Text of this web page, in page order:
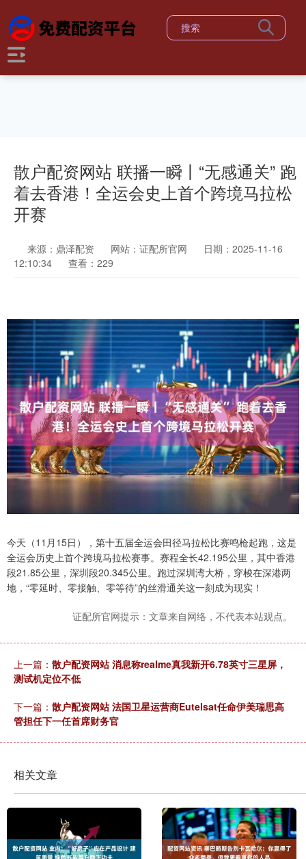
散户配资网站 联播一瞬丨“无感通关” 跑
着去香港！全运会史上首个跨境马拉松
开赛
来源：鼎泽配资 网站：证配所官网
日期：2025-11-16
12:10:34
查看：229
今天（11月15日），第十五届全运会田径马拉松比赛鸣枪起跑，这是
全运会历史上首个跨境马拉松赛事。赛程全长42.195公里，其中香港
段21.85公里，深圳段20.345公里。跑过深圳湾大桥，穿梭在深港两
地，“零延时、零接触、零等待”的丝滑通关这一刻成为现实！
证配所官网提示：文章来自网络，不代表本站观点。
上一篇： 散户配资网站 消息称realme真我新开6.78英寸三星屏，
测试机定位不低
下一篇： 散户配资网站 法国卫星运营商Eutelsat任命伊美瑞思高
管担任下一任首席财务官
相关文章